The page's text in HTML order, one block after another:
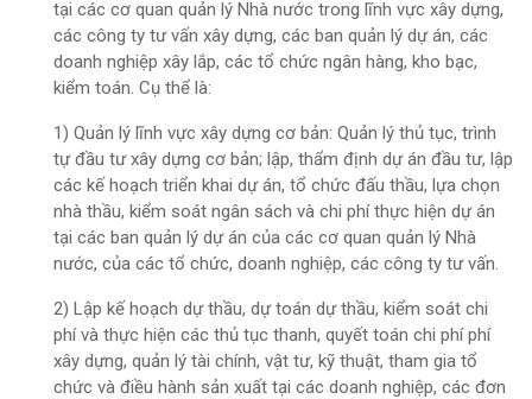
tại các cơ quan quản lý Nhà nước trong lĩnh vực xây dựng,
các công ty tư vấn xây dựng, các ban quản lý dự án, các
doanh nghiệp xây lắp, các tổ chức ngân hàng, kho bạc,
kiểm toán. Cụ thể là:
1) Quản lý lĩnh vực xây dựng cơ bản: Quản lý thủ tục, trình
tự đầu tư xây dựng cơ bản; lập, thẩm định dự án đầu tư, lập
các kế hoạch triển khai dự án, tổ chức đấu thầu, lựa chọn
nhà thầu, kiểm soát ngân sách và chi phí thực hiện dự án
tại các ban quản lý dự án của các cơ quan quản lý Nhà
nước, của các tổ chức, doanh nghiệp, các công ty tư vấn.
2) Lập kế hoạch dự thầu, dự toán dự thầu, kiểm soát chi
phí và thực hiện các thủ tục thanh, quyết toán chi phí phí
xây dựng, quản lý tài chính, vật tư, kỹ thuật, tham gia tổ
chức và điều hành sản xuất tại các doanh nghiệp, các đơn